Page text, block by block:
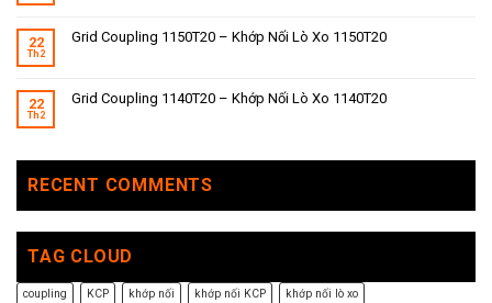
22
Th2
Grid Coupling 1150T20 – Khớp Nối Lò Xo 1150T20
22
Th2
Grid Coupling 1140T20 – Khớp Nối Lò Xo 1140T20
RECENT COMMENTS
TAG CLOUD
coupling KCP khớp nối khớp nối KCP khớp nối lò xo